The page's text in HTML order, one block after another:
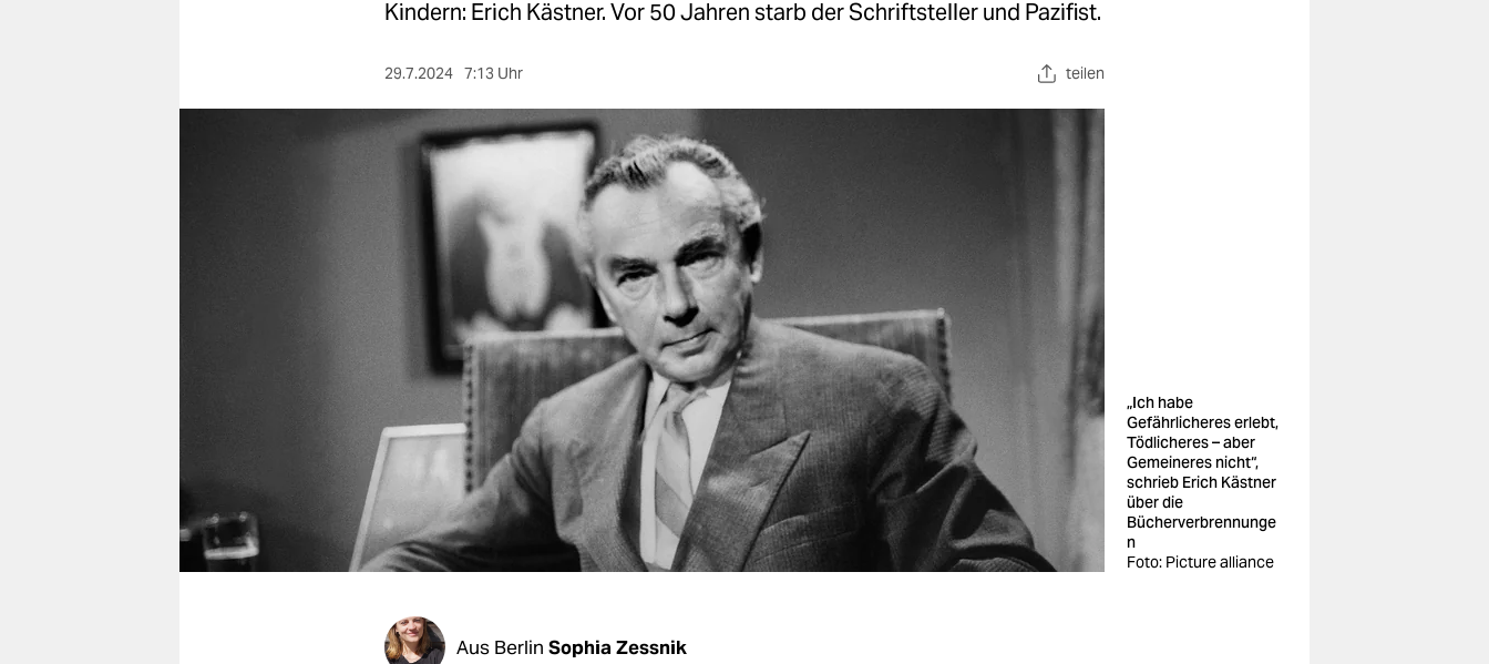
unterstützen
abo
Kindern: Erich Kästner. Vor 50 Jahren starb der Schriftsteller und Pazifist.
29.7.2024 7:13 Uhr teilen
„Ich habe
Gefährlicheres erlebt,
Tödlicheres – aber
Gemeineres nicht“,
schrieb Erich Kästner
über die
Bücherverbrennunge
n
Foto: Picture alliance
Aus Berlin Sophia Zessnik